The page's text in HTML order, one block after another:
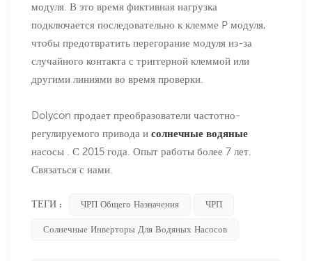
модуля. В это время фиктивная нагрузка
подключается последовательно к клемме P модуля,
чтобы предотвратить перегорание модуля из-за
случайного контакта с триггерной клеммой или
другими линиями во время проверки.
Dolycon продает преобразователи частотно-
регулируемого привода и солнечные водяные
насосы . С 2015 года. Опыт работы более 7 лет.
Связаться с нами.
ТЕГИ : ЧРП Общего Назначения ЧРП
Солнечные Инверторы Для Водяных Насосов